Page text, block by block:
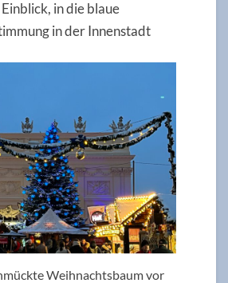
in die blaue
in der Innenstadt
Weihnachtsbaum vor